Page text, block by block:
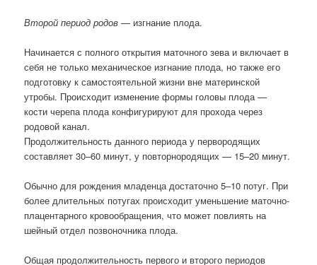
Второй период родов — изгнание плода.
Начинается с полного открытия маточного зева и включает в
себя не только механическое изгнание плода, но также его
подготовку к самостоятельной жизни вне материнской
утробы. Происходит изменение формы головы плода —
кости черепа плода конфигурируют для прохода через
родовой канал.
Продолжительность данного периода у первородящих
составляет 30–60 минут, у повторнородящих — 15–20 минут.
Обычно для рождения младенца достаточно 5–10 потуг. При
более длительных потугах происходит уменьшение маточно-
плацентарного кровообращения, что может повлиять на
шейный отдел позвоночника плода.
Общая продолжительность первого и второго периодов